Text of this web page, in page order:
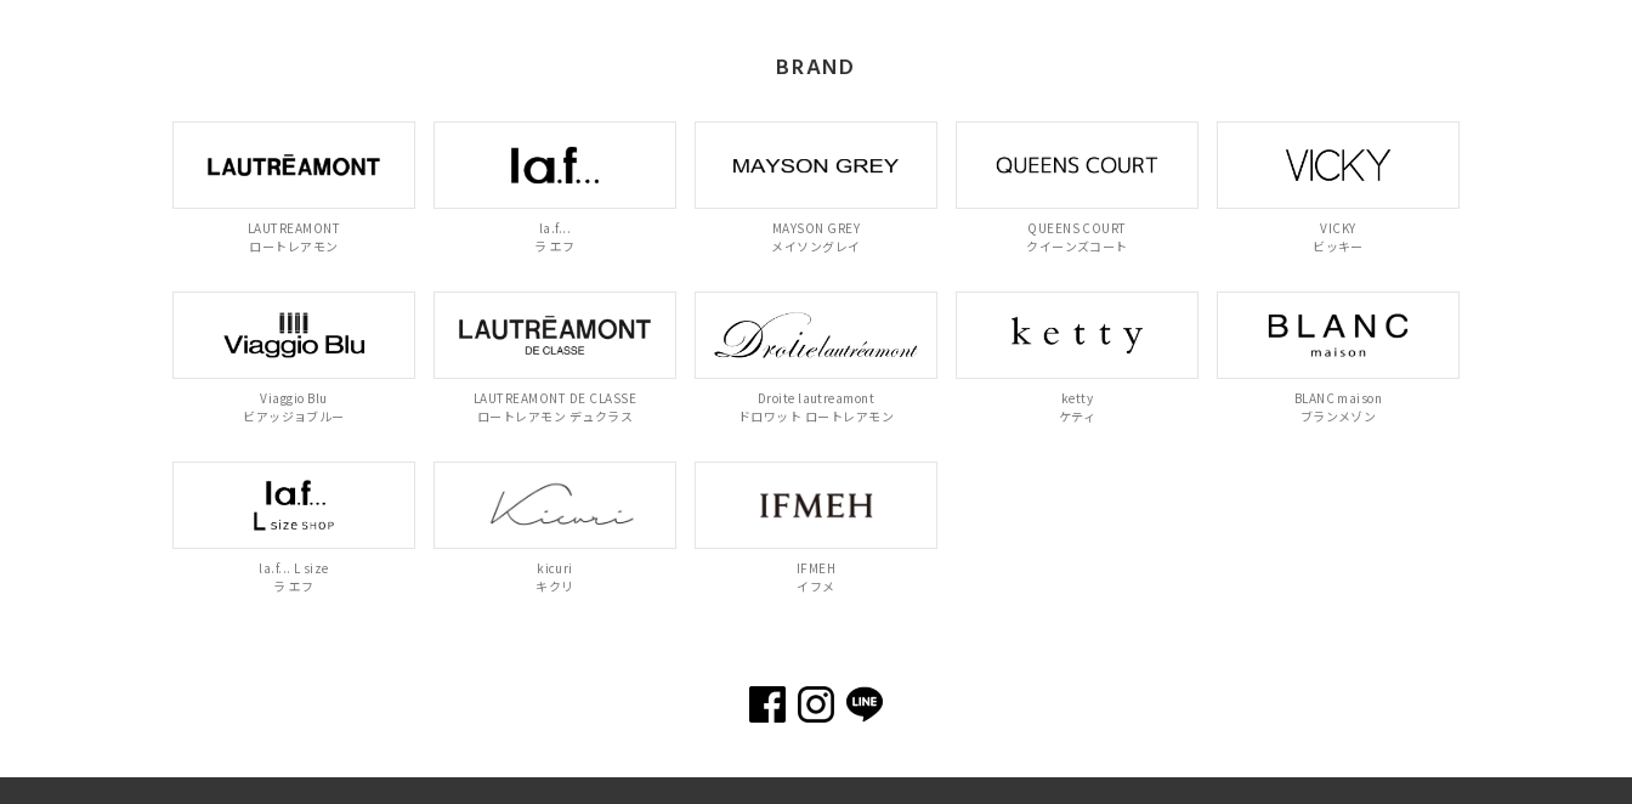
BRAND
LAUTREAMONT
ロートレアモン
la.f...
ラ エフ
MAYSON GREY
メイソングレイ
QUEENS COURT
クイーンズコート
VICKY
ビッキー
Viaggio Blu
ビアッジョブルー
LAUTREAMONT DE CLASSE
ロートレアモン デュクラス
Droite lautreamont
ドロワット ロートレアモン
ketty
ケティ
BLANC maison
ブランメゾン
la.f... L size
ラ エフ
kicuri
キクリ
IFMEH
イフメ